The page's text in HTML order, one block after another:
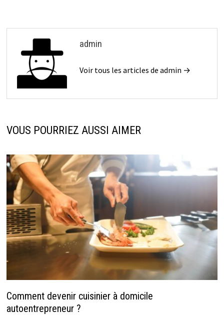
admin
Voir tous les articles de admin →
VOUS POURRIEZ AUSSI AIMER
Comment devenir cuisinier à domicile
autoentrepreneur ?